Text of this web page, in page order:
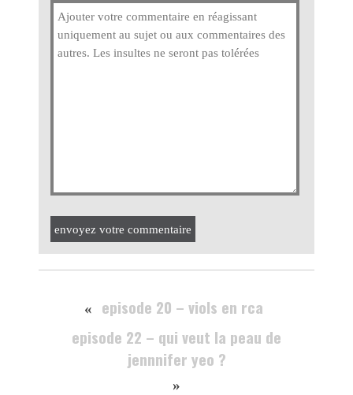
envoyez votre commentaire
«
episode 20 – viols en rca
episode 22 – qui veut la peau de
jennnifer yeo ?
»